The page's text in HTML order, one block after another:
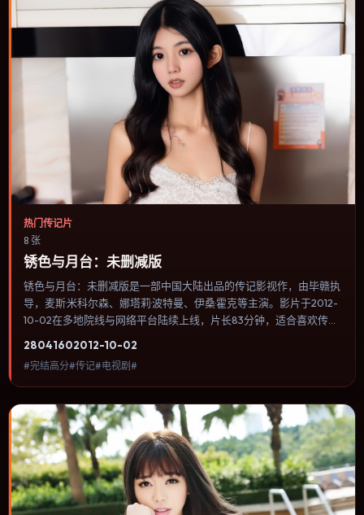
热门传记片
8 张
锈色与月台：未删减版
锈色与月台：未删减版是一部中国大陆出品的传记影视作，由毕赣执
导，麦斯·米科尔森、娜塔莉·波特曼、伊桑·霍克等主演。影片于2012-
10-02在多地院线与网络平台陆续上线，片长83分钟，适合喜欢传记
进，节奏与视听语言统一，可作为休闲观影或类型片补片的选择。
28041602012-10-02
#完结高分#传记#电视剧#